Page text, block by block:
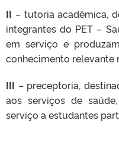
II – tutoria acadêmica,
integrantes do PET –
em serviço e
conhecimento relevante
III – preceptoria,
aos serviços de
serviço a estudantes